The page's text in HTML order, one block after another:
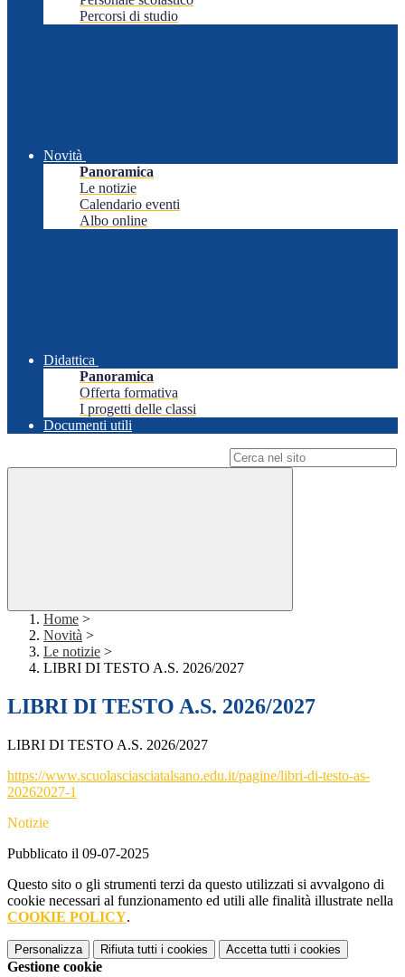
Percorsi di studio
Novità
Panoramica
Le notizie
Calendario eventi
Albo online
Didattica
Panoramica
Offerta formativa
I progetti delle classi
Documenti utili
Home >
Novità >
Le notizie >
LIBRI DI TESTO A.S. 2026/2027
LIBRI DI TESTO A.S. 2026/2027
LIBRI DI TESTO A.S. 2026/2027
https://www.scuolasciasciatalsano.edu.it/pagine/libri-di-testo-as-
20262027-1
Notizie
Pubblicato il 09-07-2025
Questo sito o gli strumenti terzi da questo utilizzati si avvalgono di
cookie necessari al funzionamento ed utili alle finalità illustrate nella
COOKIE POLICY.
Personalizza Rifiuta tutti i cookies Accetta tutti i cookies
Gestione cookie